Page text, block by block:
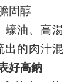
固醇
蠔油、高湯
出的肉汁混
好高鈉